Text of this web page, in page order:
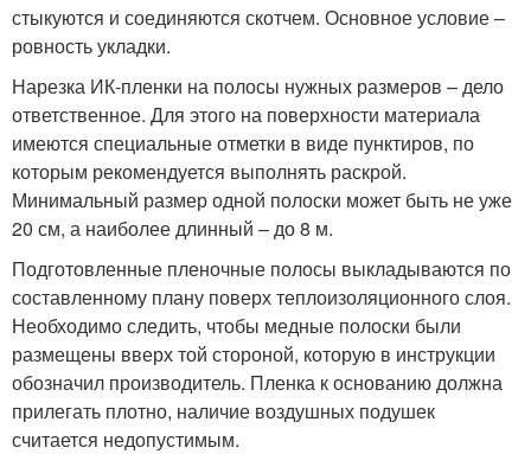
стыкуются и соединяются скотчем. Основное условие –
ровность укладки.
Нарезка ИК-пленки на полосы нужных размеров – дело
ответственное. Для этого на поверхности материала
имеются специальные отметки в виде пунктиров, по
которым рекомендуется выполнять раскрой.
Минимальный размер одной полоски может быть не уже
20 см, а наиболее длинный – до 8 м.
Подготовленные пленочные полосы выкладываются по
составленному плану поверх теплоизоляционного слоя.
Необходимо следить, чтобы медные полоски были
размещены вверх той стороной, которую в инструкции
обозначил производитель. Пленка к основанию должна
прилегать плотно, наличие воздушных подушек
считается недопустимым.